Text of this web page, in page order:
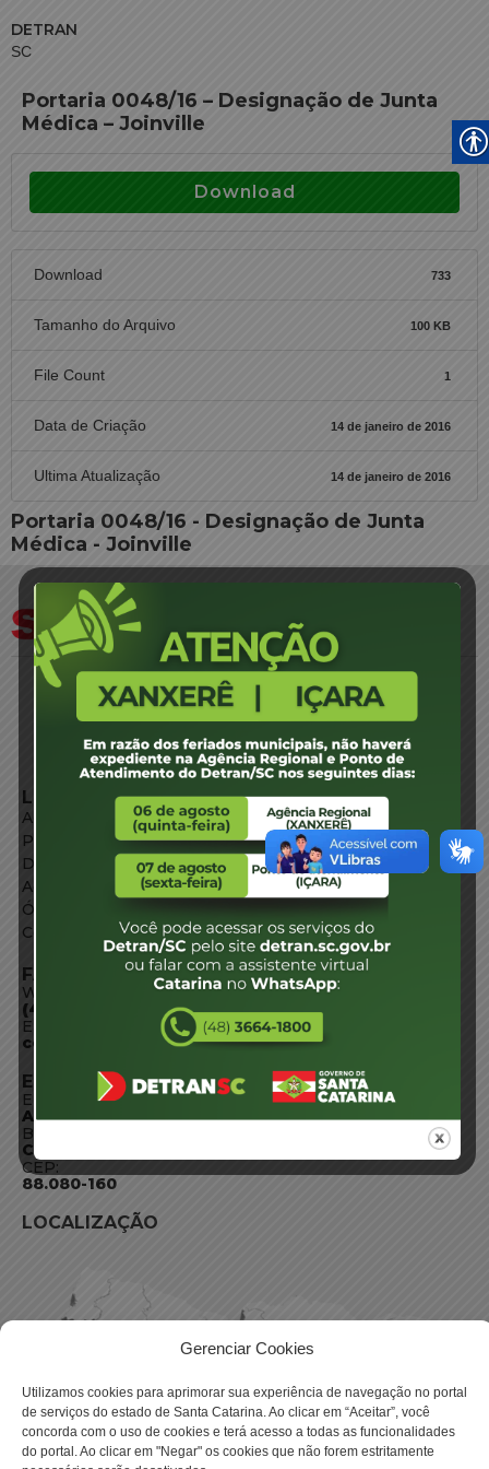
Gerenciar Cookies
Utilizamos cookies para aprimorar sua experiência de navegação no portal
de serviços do estado de Santa Catarina. Ao clicar em “Aceitar”, você
concorda com o uso de cookies e terá acesso a todas as funcionalidades
do portal. Ao clicar em "Negar" os cookies que não forem estritamente
DETRAN
SC
Portaria 0048/16 – Designação de Junta
Médica – Joinville
Download
Download 733
Tamanho do Arquivo 100 KB
File Count 1
Data de Criação 14 de janeiro de 2016
Ultima Atualização 14 de janeiro de 2016
Portaria 0048/16 - Designação de Junta
Médica - Joinville
LINKS EXTERNOS
Agência de Notícias
Portal de Serviços
Diário Oficial
Acesso à Informação
Órgãos do Governo
Conheça SC
FALE CONOSCO
WhatsApp:
(48) 3664-1800
E-mail:
centraldeinformacoes@detran.sc.gov.br
ENDEREÇO
Endereço:
Av. Almirante Tamandaré - 480
Bairro:
Coqueiros, Florianópolis SC
CEP:
88.080-160
LOCALIZAÇÃO